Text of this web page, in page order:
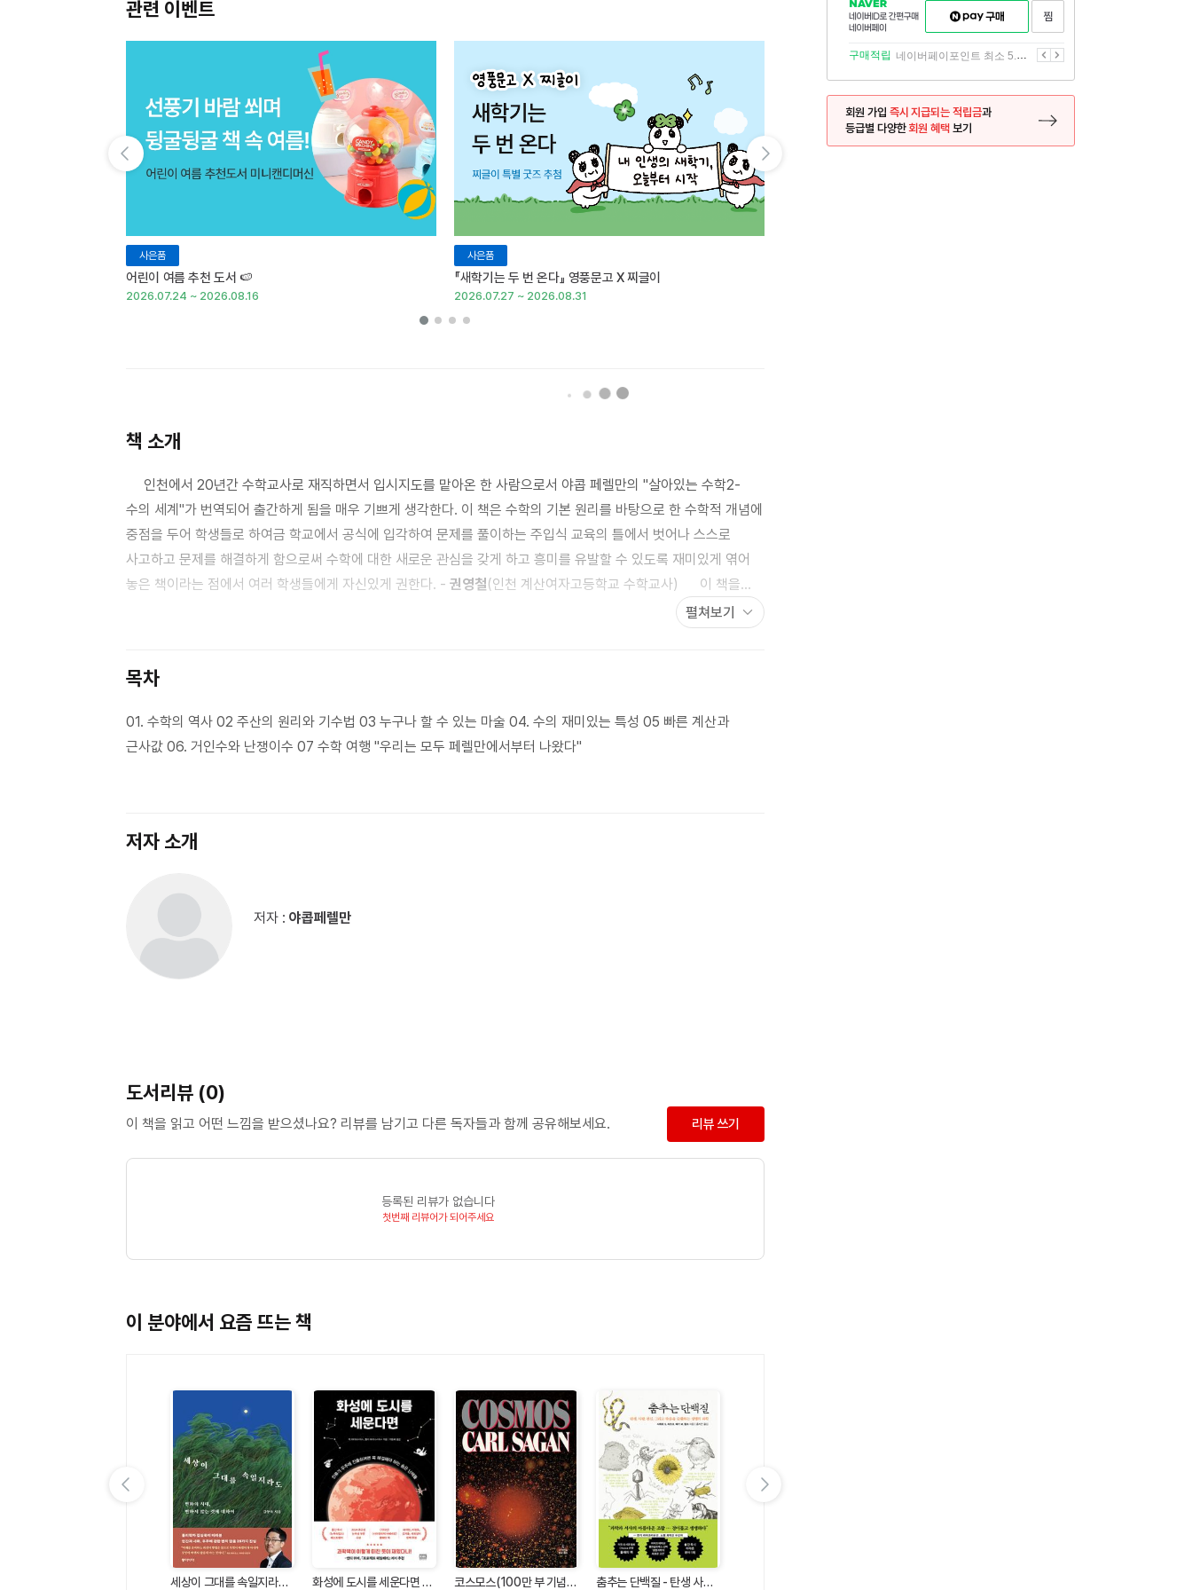
관련 이벤트
사은품
어린이 여름 추천 도서 🍉
2026.07.24 ~ 2026.08.16
사은품
『새학기는 두 번 온다』 영풍문고 X 찌글이
2026.07.27 ~ 2026.08.31
책 소개
인천에서 20년간 수학교사로 재직하면서 입시지도를 맡아온 한 사람으로서 야콥 페렐만의 "살아있는 수학2-
수의 세계"가 번역되어 출간하게 됨을 매우 기쁘게 생각한다. 이 책은 수학의 기본 원리를 바탕으로 한 수학적 개념에
중점을 두어 학생들로 하여금 학교에서 공식에 입각하여 문제를 풀이하는 주입식 교육의 틀에서 벗어나 스스로
사고하고 문제를 해결하게 함으로써 수학에 대한 새로운 관심을 갖게 하고 흥미를 유발할 수 있도록 재미있게 엮어
놓은 책이라는 점에서 여러 학생들에게 자신있게 권한다. - 권영철(인천 계산여자고등학교 수학교사) 이 책을
읽으며 나는 중학교 시절 수학을 좋아하게 만들었던 수학 강의가 생각났다. 외부 강사로 오신 그 분은 재미있는
계산과 빠른 계산 등을 알려주었다. 나의 학창시절 신기해하고 가슴 떨리며 들었던 그 신비로운 수학에 대한 경험을
중요 과목이기 때문에 문제집 한 권 정도는 꼭 풀어야 하고 과외나 학원을 통해 보충수업을 해야 한다는
통해 느껴볼 수 있다.- 김현정 (서울 서정초등학교 교사)
펼쳐보기
목차
01. 수학의 역사 02 주산의 원리와 기수법 03 누구나 할 수 있는 마술 04. 수의 재미있는 특성 05 빠른 계산과
근사값 06. 거인수와 난쟁이수 07 수학 여행 "우리는 모두 페렐만에서부터 나왔다"
저자 소개
저자 : 야콥페렐만
도서리뷰 (0)
이 책을 읽고 어떤 느낌을 받으셨나요? 리뷰를 남기고 다른 독자들과 함께 공유해보세요. 리뷰 쓰기
등록된 리뷰가 없습니다
첫번째 리뷰어가 되어주세요
이 분야에서 요즘 뜨는 책
세상이 그대를 속일지라도
화성에 도시를 세운다면 -
코스모스(100만 부 기념
춤추는 단백질 - 탄생 사랑
NAVER
네이버
ID로
간편구매
네이버페이
구매하기
이전
구매적립 네이버페이포인트 최소 5.5% 적립 다음
회원 가입 즉시 지급되는 적립금과
등급별 다양한회원 혜택 보기